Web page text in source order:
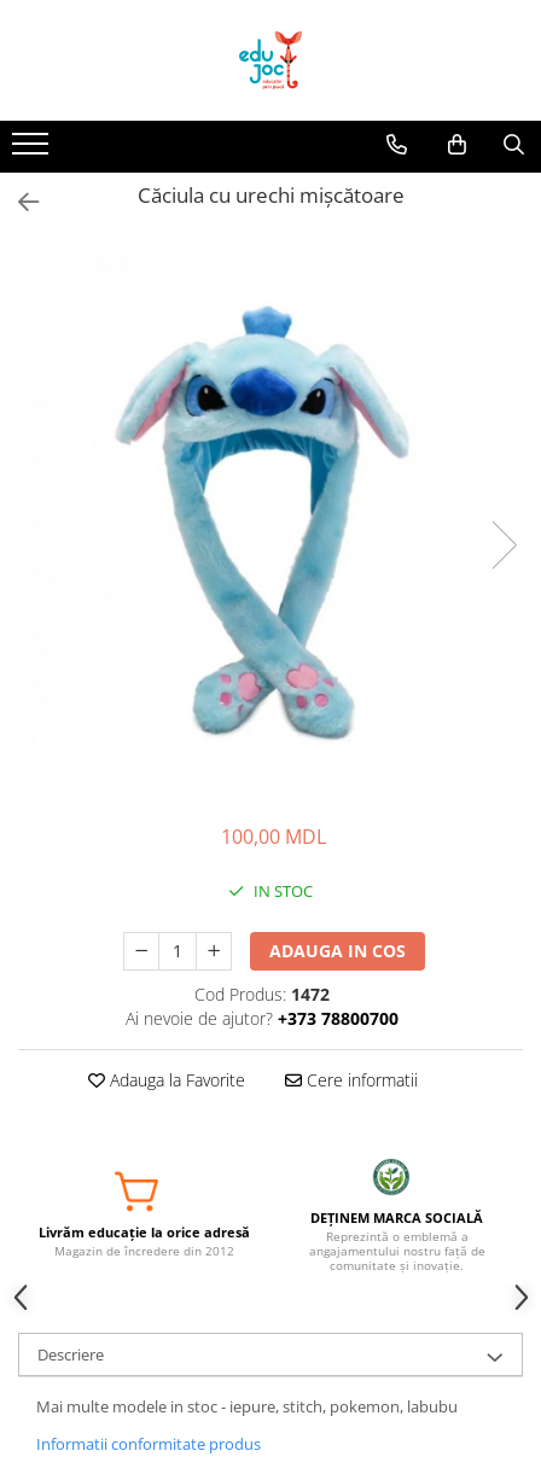
1-2 ani
3-4 ani
5-7 ani
Căciula cu urechi mișcătoare
100,00 MDL
IN STOC
ADAUGA IN COS
Cod Produs: 1472
Ai nevoie de ajutor? +373 78800700
Adauga la Favorite Cere informatii
Livrăm educație la orice adresă
Magazin de încredere din 2012
DEȚINEM MARCA SOCIALĂ
Reprezintă o emblemă a
angajamentului nostru față de
comunitate și inovație.
Descriere
Mai multe modele in stoc - iepure, stitch, pokemon, labubu
Informatii conformitate produs